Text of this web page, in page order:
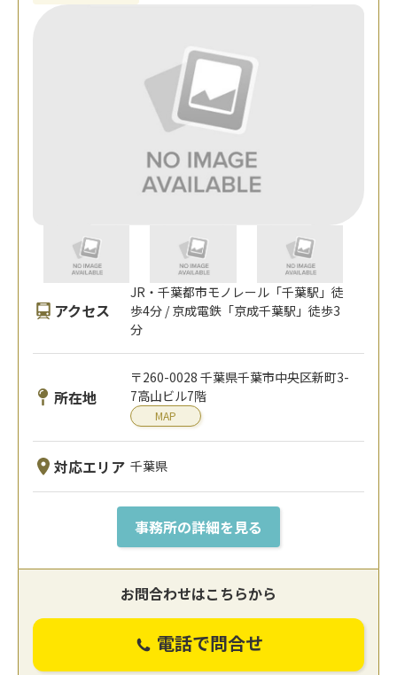
アクセス
JR・千葉都市モノレール「千葉駅」徒
歩4分 / 京成電鉄「京成千葉駅」徒歩3
分
所在地
〒260-0028 千葉県千葉市中央区新町3-
7高山ビル7階
MAP
対応エリア 千葉県
事務所の詳細を見る
お問合わせはこちらから
電話で問合せ